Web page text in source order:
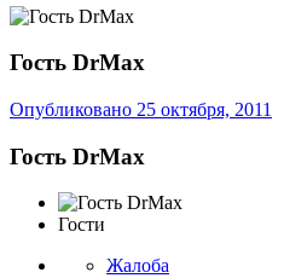
Гость DrMax
Опубликовано 25 октября, 2011
Гость DrMax
Гости
Жалоба